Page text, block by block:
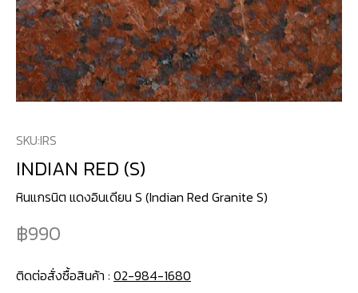
SKU:IRS
INDIAN RED (S)
หินแกรนิต แดงอินเดียน S (Indian Red Granite S)
990
ติดต่อสั่งซื้อสินค้า : 02-984-1680